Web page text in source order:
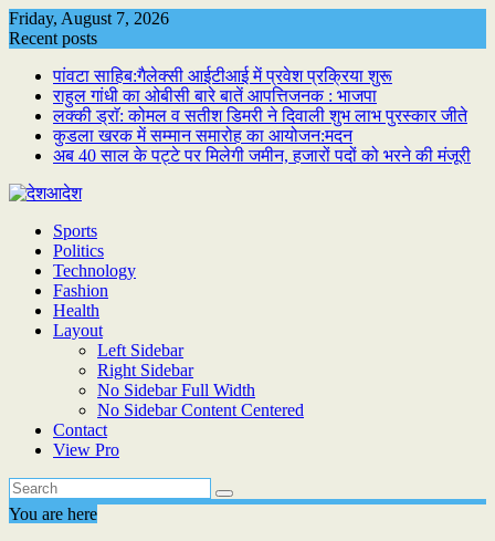
Skip
to
Friday, August 7, 2026
Recent posts
पांवटा साहिब:गैलेक्सी आईटीआई में प्रवेश प्रक्रिया शुरू
राहुल गांधी का ओबीसी बारे बातें आपत्तिजनक : भाजपा
लक्की ड्राॅ: कोमल व सतीश डिमरी ने दिवाली शुभ लाभ पुरस्कार जीते
कुडला खरक में सम्मान समारोह का आयोजन:मदन
अब 40 साल के पट्टे पर मिलेगी जमीन, हजारों पदों को भरने की मंजूरी
Sports
Politics
Technology
Fashion
Health
Layout
Left Sidebar
Right Sidebar
No Sidebar Full Width
No Sidebar Content Centered
Contact
View Pro
You are here